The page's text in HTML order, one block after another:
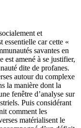
et
essentielle car cette «
savantes en
est amené à se justifier,
dite de profanes.
autour du complexe
la manière dont la
fenêtre d’analyse sur
Puis considérant
comment les
matérialisent le